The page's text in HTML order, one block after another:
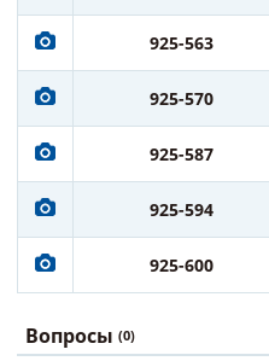
925-563
925-570
925-587
925-594
925-600
Вопросы (0)